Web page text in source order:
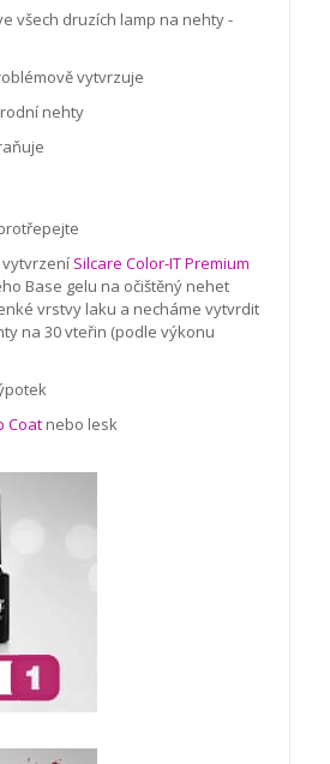
všech druzích lamp na nehty -
vytvrzuje
nehty
Silcare Color-IT Premium
Base gelu na očištěný nehet
vrstvy laku a necháme vytvrdit
na 30 vteřin (podle výkonu
Coat nebo lesk